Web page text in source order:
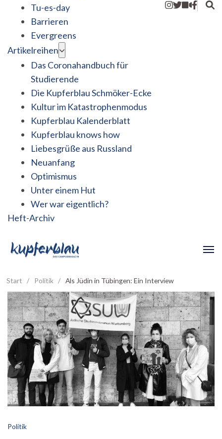
Tu-es-day
Barrieren
Evergreens
Artikelreihen
Das Coronahandbuch für
Studierende
Die Kupferblau Schmöker-Ecke
Kultur im Katastrophenmodus
Kupferblau Kalenderblatt
Kupferblau knows how
Liebesgrüße aus Russland
Neuanfang
Optimismus
Unter einem Hut
Wer war eigentlich?
Heft-Archiv
Start / Politik / Als Jüdin in Tübingen: Ein Interview
Politik